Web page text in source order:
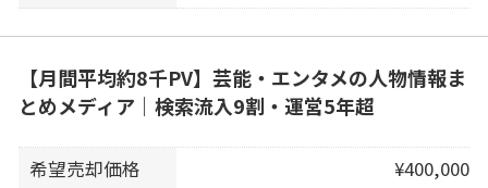
【月間平均約8千PV】芸能・エンタメの人物情報ま
とめメディア｜検索流入9割・運営5年超
希望売却価格
¥400,000